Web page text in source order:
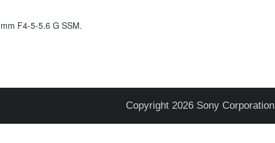
F4-5-5.6 G SSM.
Copyright 2026 Sony Corporation